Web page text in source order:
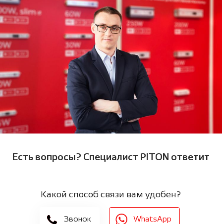
Есть вопросы? Cпециалист PITON ответит
Какой способ связи вам удобен?
Звонок WhatsApp